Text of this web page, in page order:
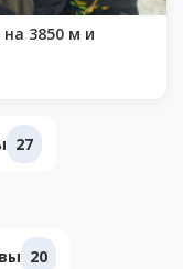
3850 м и
27
20